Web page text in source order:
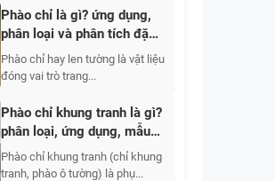
Phào chỉ là gì? ứng dụng,
phân loại và phân tích đặc
điểm từng loại
Phào chỉ hay len tường là vật liệu
đóng vai trò trang...
Phào chỉ khung tranh là gì?
phân loại, ứng dụng, mẫu
đẹp kèm giá
Phào chỉ khung tranh (chỉ khung
tranh, phào ô tường) là phụ...